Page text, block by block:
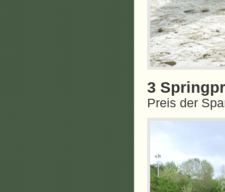
3
Preis der